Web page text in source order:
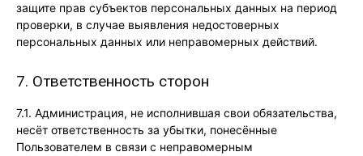
защите прав субъектов персональных данных на период
проверки, в случае выявления недостоверных
персональных данных или неправомерных действий.
7. Ответственность сторон
7.1. Администрация, не исполнившая свои обязательства,
несёт ответственность за убытки, понесённые
Пользователем в связи с неправомерным